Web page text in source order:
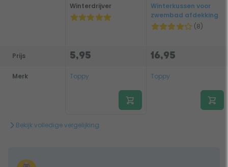
Prijs
Merk
Winterdrijver
5,95
Toppy
Winterkussen voor
zwembad afdekking
(8)
16,95
Toppy
Bekijk volledige vergelijking